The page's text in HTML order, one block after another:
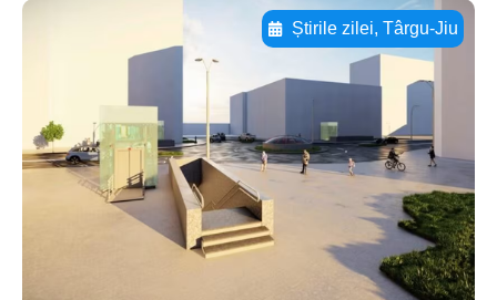
Știrile zilei, Târgu-Jiu
Adaugă aici textul pentru
subtitluAdaugă aici
textul pentru
subtitluAdaugă aici
textul pentru
subtitluAdaugă aici
textul pentru subti